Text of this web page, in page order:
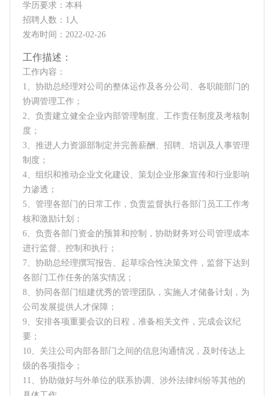
学历要求：本科
招聘人数：1人
发布时间：2022-02-26
工作描述：
工作内容：
1、协助总经理对公司的整体运作及各分公司、各职能部门的
协调管理工作；
2、负责建立健全企业内部管理制度、工作责任制度及考核制
度；
3、推进人力资源部制定并完善薪酬、招聘、培训及人事管理
制度；
4、组织和推动企业文化建设、策划企业形象宣传和行业影响
力渗透；
5、管理各部门的日常工作，负责监督执行各部门员工工作考
核和激励计划；
6、负责各部门资金的预算和控制，协助财务对公司管理成本
进行监督、控制和执行；
7、协助总经理撰写报告、起草综合性决策文件，监督下达到
各部门工作任务的落实情况；
8、协同各部门组建优秀的管理团队，实施人才储备计划，为
公司发展提供人才保障；
9、安排各项重要会议的日程，准备相关文件，完成会议纪
要；
10、关注公司内部各部门之间的信息沟通情况，及时传达上
级的各项指令；
11、协助做好与外单位的联系协调、涉外法律纠纷等其他的